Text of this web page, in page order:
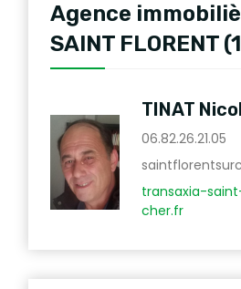
Agence
SAINT FLORENT
TINAT
06.82.26.21.05
transaxia-
cher.fr